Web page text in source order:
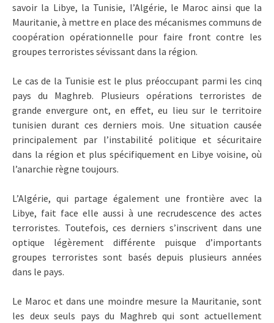
savoir la Libye, la Tunisie, l’Algérie, le Maroc ainsi que la
Mauritanie, à mettre en place des mécanismes communs de
coopération opérationnelle pour faire front contre les
groupes terroristes sévissant dans la région.
Le cas de la Tunisie est le plus préoccupant parmi les cinq
pays du Maghreb. Plusieurs opérations terroristes de
grande envergure ont, en effet, eu lieu sur le territoire
tunisien durant ces derniers mois. Une situation causée
principalement par l’instabilité politique et sécuritaire
dans la région et plus spécifiquement en Libye voisine, où
l’anarchie règne toujours.
L’Algérie, qui partage également une frontière avec la
Libye, fait face elle aussi à une recrudescence des actes
terroristes. Toutefois, ces derniers s’inscrivent dans une
optique légèrement différente puisque d’importants
groupes terroristes sont basés depuis plusieurs années
dans le pays.
Le Maroc et dans une moindre mesure la Mauritanie, sont
les deux seuls pays du Maghreb qui sont actuellement